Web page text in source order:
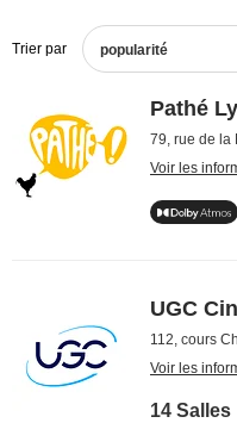
Trier par popularité
Pathé
79, rue de la
Voir les
UGC
112, cours
Voir les
14 Salles